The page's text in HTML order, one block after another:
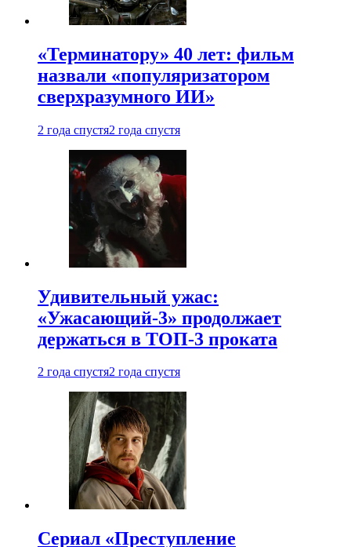
«Терминатору» 40 лет: фильм
назвали «популяризатором
сверхразумного ИИ»
2 года спустя2 года спустя
Удивительный ужас:
«Ужасающий-3» продолжает
держаться в ТОП-3 проката
2 года спустя2 года спустя
Сериал «Преступление